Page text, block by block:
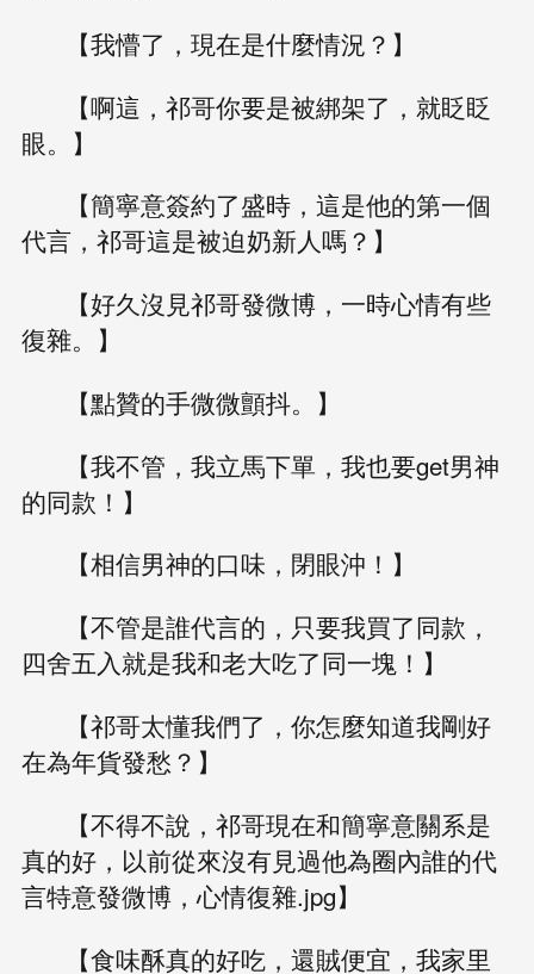
【我懵了，現在是什麼情況？】
【啊這，祁哥你要是被綁架了，就眨眨
眼。】
【簡寧意簽約了盛時，這是他的第一個
代言，祁哥這是被迫奶新人嗎？】
【好久沒見祁哥發微博，一時心情有些
復雜。】
【點贊的手微微顫抖。】
【我不管，我立馬下單，我也要get男神
的同款！】
【相信男神的口味，閉眼沖！】
【不管是誰代言的，只要我買了同款，
四舍五入就是我和老大吃了同一塊！】
【祁哥太懂我們了，你怎麼知道我剛好
在為年貨發愁？】
【不得不說，祁哥現在和簡寧意關系是
真的好，以前從來沒有見過他為圈內誰的代
言特意發微博，心情復雜.jpg】
【食味酥真的好吃，還賊便宜，我家里